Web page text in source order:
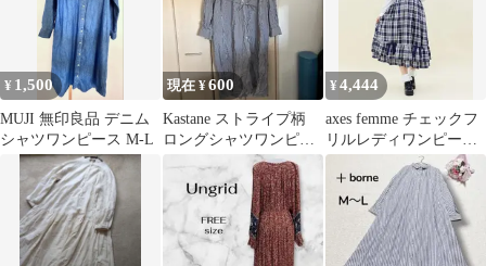
¥ 1,500
MUJI 無印良品 デニム
シャツワンピース M-L
現在 ¥600
Kastane ストライプ柄
ロングシャツワンピー
¥4,444
axes femme チェックフ
リルレディワンピー
ス 青